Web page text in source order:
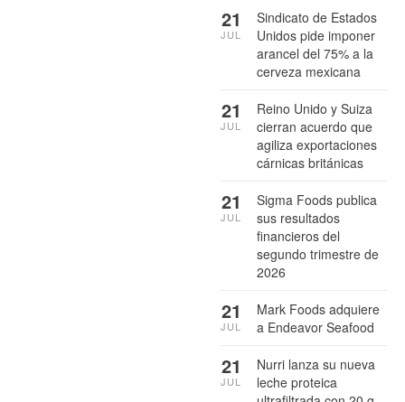
Sindicato de Estados
Unidos pide imponer
arancel del 75% a la
cerveza mexicana
21
JUL
Reino Unido y Suiza
cierran acuerdo que
agiliza exportaciones
cárnicas británicas
21
JUL
Sigma Foods publica
sus resultados
financieros del
segundo trimestre de
2026
21
JUL
Mark Foods adquiere
a Endeavor Seafood
21
JUL
Nurri lanza su nueva
leche proteica
21
JUL